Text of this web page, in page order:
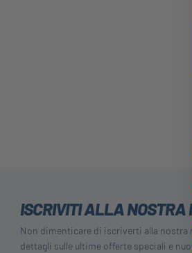
ISCRIVITI ALLA NOSTRA
Non dimenticare di iscriverti alla nostra
dettagli sulle ultime offerte speciali e